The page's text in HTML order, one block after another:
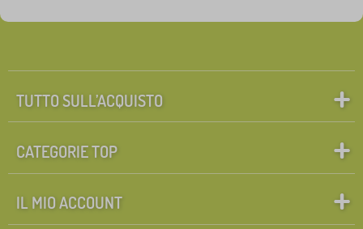
TUTTO SULL’ACQUISTO
CATEGORIE TOP
IL MIO ACCOUNT